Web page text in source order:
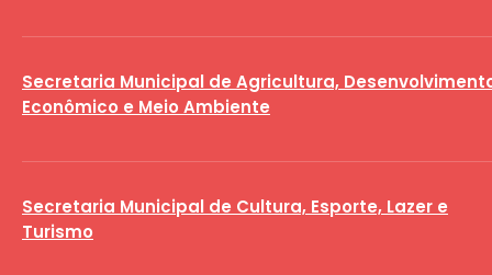
Secretaria Municipal de Agricultura,
Econômico e Meio Ambiente
Secretaria Municipal de Cultura, Esporte, Lazer e
Turismo